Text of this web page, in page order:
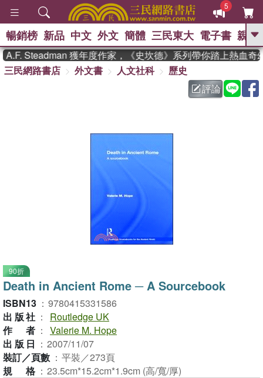
5
GO
熱搜： 東野圭吾 、
父親節 、 花開錦
方念華 、 台灣的
群喵 、 臺灣漫遊錄
暢銷榜 新品 中文 外文 簡體 三民東大 電子書 親子
Steadman 獲年度作家，《史坎德》系列帶你踏上熱血奇幻
三民網路書店
外文書 人文社科
歷史
評論
90折
Death in Ancient Rome ─ A Sourcebook
ISBN13 ： 9780415331586
出版社 ：
Routledge UK
作者 ： Valerie M. Hope
出版日 ： 2007/11/07
裝訂／頁數 ： 平裝／273頁
規格 ： 23.5cm*15.2cm*1.9cm (高/寬/厚)